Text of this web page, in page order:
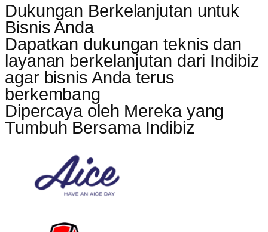
Dukungan Berkelanjutan untuk
Bisnis Anda
Dapatkan dukungan teknis dan
layanan berkelanjutan dari Indibiz
agar bisnis Anda terus
berkembang
Dipercaya oleh Mereka yang
Tumbuh Bersama Indibiz